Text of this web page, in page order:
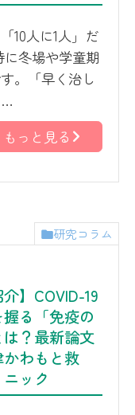
10人に1人」だ
冬場や学童期
。「早く治し
…
もっと見る
研究コラム
介】COVID-19
る「免疫の
？最新論文
わもと救
ック